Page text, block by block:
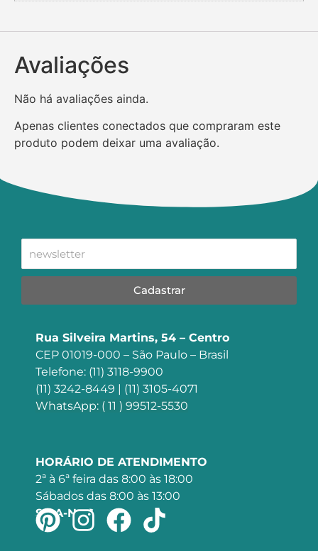
Avaliações
Não há avaliações ainda.
Apenas clientes conectados que compraram este
produto podem deixar uma avaliação.
Cadastrar
Rua Silveira Martins, 54 – Centro
CEP 01019-000 – São Paulo – Brasil
Telefone: (11) 3118-9900
(11) 3242-8449 | (11) 3105-4071
WhatsApp: ( 11 ) 99512-5530
HORÁRIO DE ATENDIMENTO
2ª à 6ª feira das 8:00 às 18:00
Sábados das 8:00 às 13:00
SIGA-NOS